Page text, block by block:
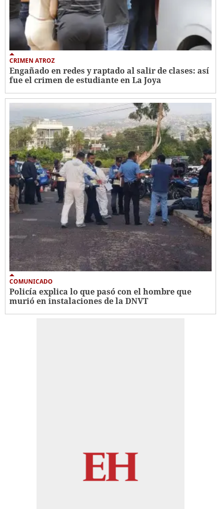
CRIMEN ATROZ
Engañado en redes y raptado al salir de clases: así
fue el crimen de estudiante en La Joya
COMUNICADO
Policía explica lo que pasó con el hombre que
murió en instalaciones de la DNVT